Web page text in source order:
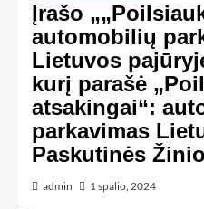
Įrašo
automobilių
Lietuvos
kurį parašė
atsakingai“:
parkavimas
Paskutinės
admin 1 spalio, 2024